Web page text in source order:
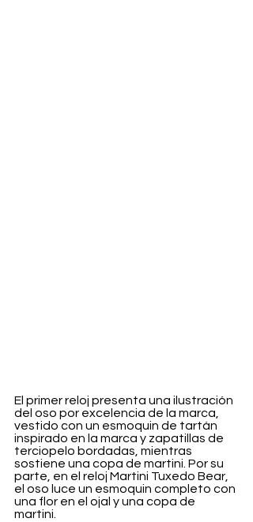
El primer reloj presenta una ilustración
del oso por excelencia de la marca,
vestido con un esmoquin de tartán
inspirado en la marca y zapatillas de
terciopelo bordadas, mientras
sostiene una copa de martini. Por su
parte, en el reloj Martini Tuxedo Bear,
el oso luce un esmoquin completo con
una flor en el ojal y una copa de
martini.